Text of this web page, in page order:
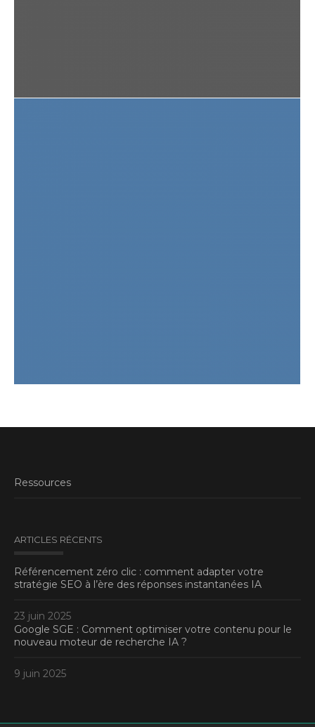
Ressources
ARTICLES RÉCENTS
Référencement zéro clic : comment adapter votre
stratégie SEO à l’ère des réponses instantanées IA
23 juin 2025
Google SGE : Comment optimiser votre contenu pour le
nouveau moteur de recherche IA ?
9 juin 2025